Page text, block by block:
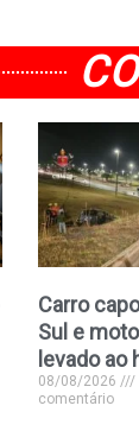
Carro
Sul e
levado ao
08/08/2026
comentário